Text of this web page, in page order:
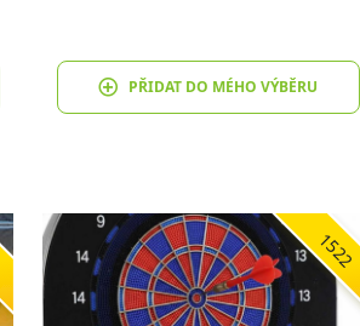
PŘIDAT DO MÉHO VÝBĚRU
1522